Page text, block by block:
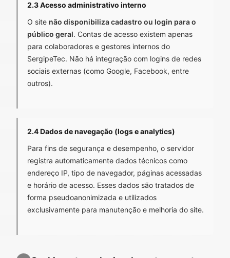
2.3 Acesso administrativo interno
O site não disponibiliza cadastro ou login para o
público geral. Contas de acesso existem apenas
para colaboradores e gestores internos do
SergipeTec. Não há integração com logins de redes
sociais externas (como Google, Facebook, entre
outros).
2.4 Dados de navegação (logs e analytics)
Para fins de segurança e desempenho, o servidor
registra automaticamente dados técnicos como
endereço IP, tipo de navegador, páginas acessadas
e horário de acesso. Esses dados são tratados de
forma pseudoanonimizada e utilizados
exclusivamente para manutenção e melhoria do site.